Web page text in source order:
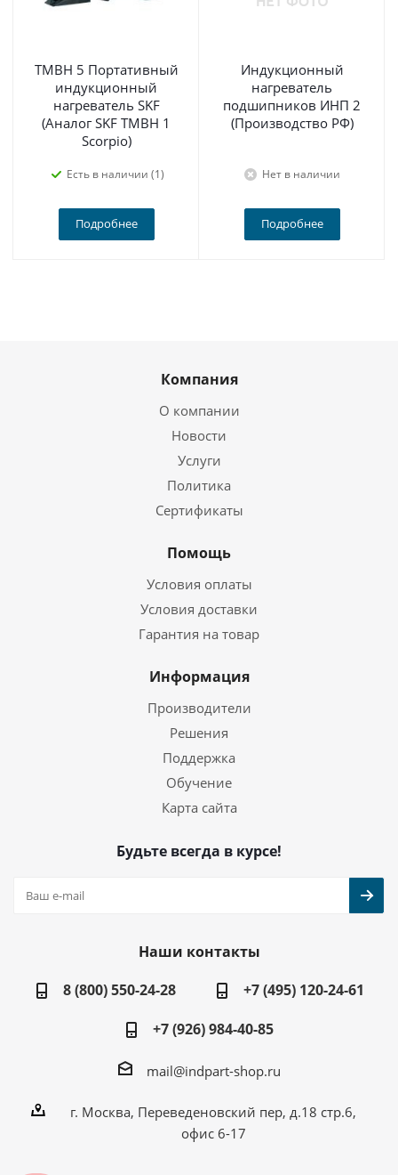
TMBH 5 Портативный
индукционный
нагреватель SKF
(Аналог SKF TMBH 1
Scorpio)
Есть в наличии (1)
Подробнее
Индукционный
нагреватель
подшипников ИНП 2
(Производство РФ)
Нет в наличии
Подробнее
Компания
О компании
Новости
Услуги
Политика
Сертификаты
Помощь
Условия оплаты
Условия доставки
Гарантия на товар
Информация
Производители
Решения
Поддержка
Обучение
Карта сайта
Будьте всегда в курсе!
Наши контакты
8 (800) 550-24-28
+7 (495) 120-24-61
+7 (926) 984-40-85
mail@indpart-shop.ru
г. Москва, Переведеновский пер, д.18 стр.6,
офис 6-17